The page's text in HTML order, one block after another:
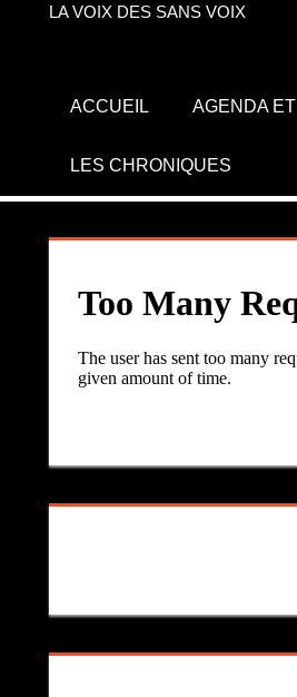
LA VOIX DES SANS VOIX
ACCUEIL AGENDA
LES CHRONIQUES